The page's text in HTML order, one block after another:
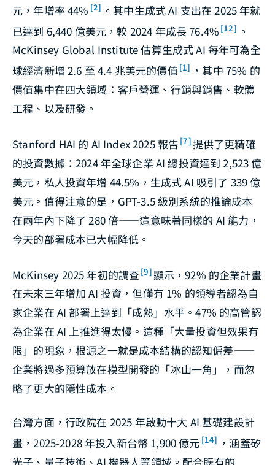
元，年增率 44% [2] 。其中生成式 AI 支出在 2025 年就
已達到 6,440 億美元，較 2024 年成長 76.4% [12] 。
McKinsey Global Institute 估算生成式 AI 每年可為全
球經濟新增 2.6 至 4.4 兆美元的價值 [1] ，其中 75% 的
價值集中在四大領域：客戶營運、行銷與銷售、軟體
工程、以及研發。
Stanford HAI 的 AI Index 2025 報告 [7]提供了更精確
的投資數據：2024 年全球企業 AI 總投資達到 2,523 億
美元，私人投資年增 44.5%，生成式 AI 吸引了 339 億
美元。值得注意的是，GPT-3.5 級別系統的推論成本
在兩年內下降了 280 倍——這意味著同樣的 AI 能力，
今天的部署成本已大幅降低。
McKinsey 2025 年初的調查 [9] 顯示，92% 的企業計畫
在未來三年增加 AI 投資，但僅有 1% 的領導者認為自
家企業在 AI 部署上達到「成熟」水平。47% 的高管認
為企業在 AI 上推進得太慢。這種「大量投資但效果有
限」的現象，根源之一就是成本結構的認知偏差——
企業將過多預算放在模型開發的「冰山一角」，而忽
略了更大的隱性成本。
台灣方面，行政院在 2025 年啟動十大 AI 基礎建設計
畫，2025-2028 年投入新台幣 1,900 億元 [14] ，涵蓋矽
光子、量子技術、AI 機器人等領域。配合既有的